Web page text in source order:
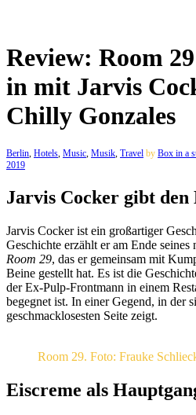
Review: Room
in mit Jarvis
Chilly Gonzales
Berlin, Hotels, Music, Musik, Travel by Box in a
2019
Jarvis Cocker gibt den
Jarvis Cocker ist ein großartiger
Geschichte erzählt er am Ende
Room 29, das er gemeinsam mit
Beine gestellt hat. Es ist die
der Ex-Pulp-Frontmann in einem
begegnet ist. In einer Gegend, in der
geschmacklosesten Seite zeigt.
Room 29. Foto: Frauke
Eiscreme als